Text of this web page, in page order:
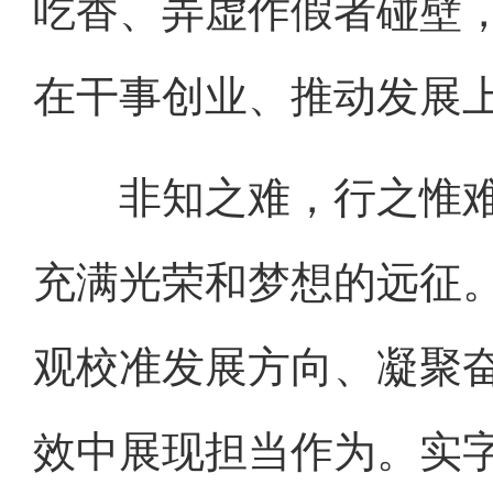
吃香、弄虚作假者碰壁
在干事创业、推动发展
非知之难，行之惟难
充满光荣和梦想的远征
观校准发展方向、凝聚
效中展现担当作为。实